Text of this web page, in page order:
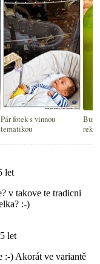
Pár fotek s vinnou
tematikou